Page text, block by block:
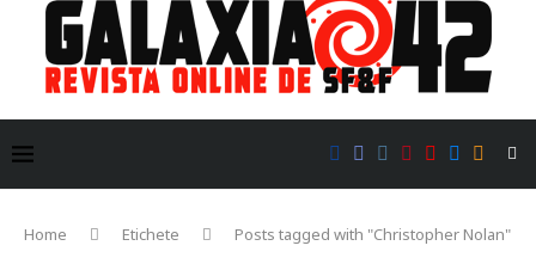
Home Etichete Posts tagged with "Christopher Nolan"